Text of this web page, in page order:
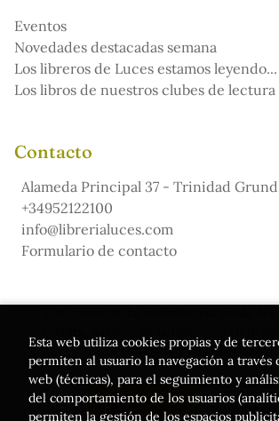
Eventos
Novedades destacadas semana
Los libreros de Luces estamos leyendo...
Los libros de nuestros clubes de lectura
Contacto
Alameda Principal 37 - Trinidad
+34952122100
info@librerialuces.com
Formulario de contacto
Cómic y de la Lectura
Esta web utiliza cookies propias y de
permiten al usuario la navegación a través
web (técnicas), para el seguimiento y
del comportamiento de los usuarios
permiten la gestión de los espacios